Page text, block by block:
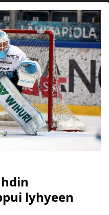
lyhyeen